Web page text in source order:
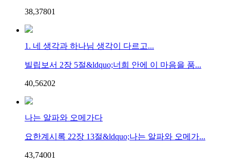
38,37801
1. 네 생각과 하나님 생각이 다르고...
빌립보서 2장 5절&ldquo;너희 안에 이 마음을 품...
40,56202
나는 알파와 오메가다
요한계시록 22장 13절&ldquo;나는 알파와 오메가...
43,74001